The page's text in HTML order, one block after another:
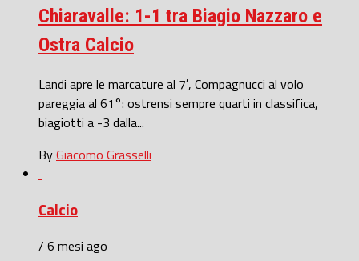
Chiaravalle: 1-1 tra Biagio Nazzaro e
Ostra Calcio
Landi apre le marcature al 7′, Compagnucci al volo
pareggia al 61°: ostrensi sempre quarti in classifica,
biagiotti a -3 dalla...
ByGiacomo Grasselli
Calcio
/ 6 mesi ago